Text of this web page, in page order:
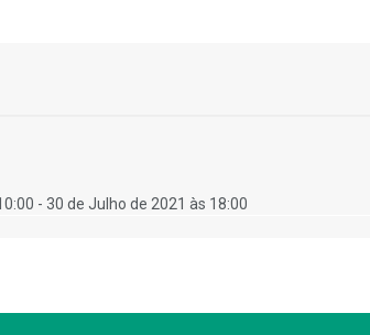
- 30 de Julho de 2021 às 18:00